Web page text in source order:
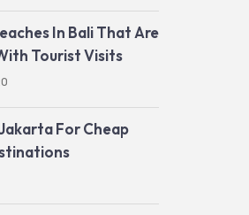
In Bali That Are
Tourist Visits
For Cheap